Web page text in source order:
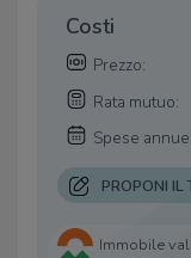
Costi
Prezzo:
Rata mutuo:
Spese annue:
PROPONI IL
Immobile